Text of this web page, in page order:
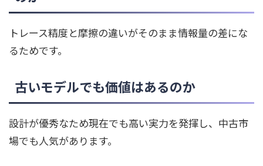
トレース精度と摩擦の違いがそのまま情報量の差にな
るためです。
古いモデルでも価値はあるのか
設計が優秀なため現在でも高い実力を発揮し、中古市
場でも人気があります。